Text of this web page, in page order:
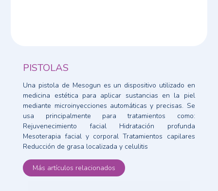
PISTOLAS
Una pistola de Mesogun es un dispositivo utilizado en
medicina estética para aplicar sustancias en la piel
mediante microinyecciones automáticas y precisas. Se
usa principalmente para tratamientos como:
Rejuvenecimiento facial Hidratación profunda
Mesoterapia facial y corporal Tratamientos capilares
Reducción de grasa localizada y celulitis
Más artículos relacionados